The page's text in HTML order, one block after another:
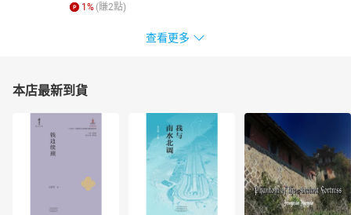
1% (賺2點)
查看更多
本店最新到貨